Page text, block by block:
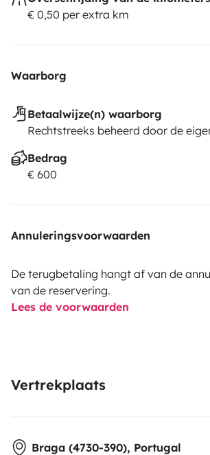
€ 0,50 per extra km
Waarborg
Betaalwijze(n) waarborg
Rechtstreeks beheerd door de
Bedrag
€ 600
Annuleringsvoorwaarden
De terugbetaling hangt af van de
van de reservering.
Lees de voorwaarden
Vertrekplaats
Braga (4730-390), Portugal